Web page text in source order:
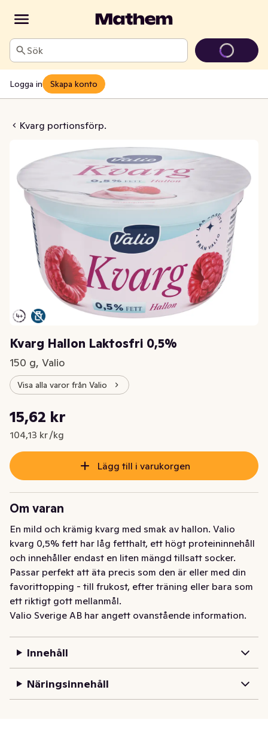
Sök
Logga in Skapa konto
Kvarg portionsförp.
Laktosfri 0,5%
Kvarg Hallon Laktosfri 0,5%
150 g, Valio
Visa alla varor från Valio
Nuvarande pris är: 15,62 kr
15,62 kr
104,13 kr /kg
Styckpris: 104,13 kr /kg
Lägg till i varukorgen
Om varan
En mild och krämig kvarg med smak av hallon. Valio
kvarg 0,5% fett har låg fetthalt, ett högt proteininnehåll
och innehåller endast en liten mängd tillsatt socker.
Passar perfekt att äta precis som den är eller med din
favorittopping - till frukost, efter träning eller bara som
ett riktigt gott mellanmål.
Valio Sverige AB har angett ovanstående information.
Innehåll
Näringsinnehåll